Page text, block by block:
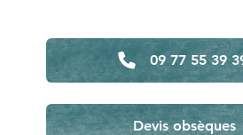
09 77 55 39
Devis obsèques